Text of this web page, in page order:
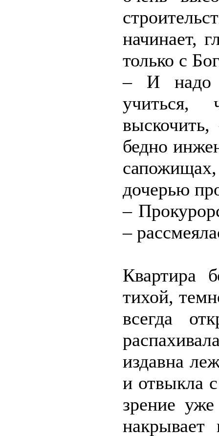
начинает,
только с
– И надо
учиться,
бедно
дочерью
–
–
Квартира
тихой,
всегда
издавна
и отвыкла
зрение
накрывает